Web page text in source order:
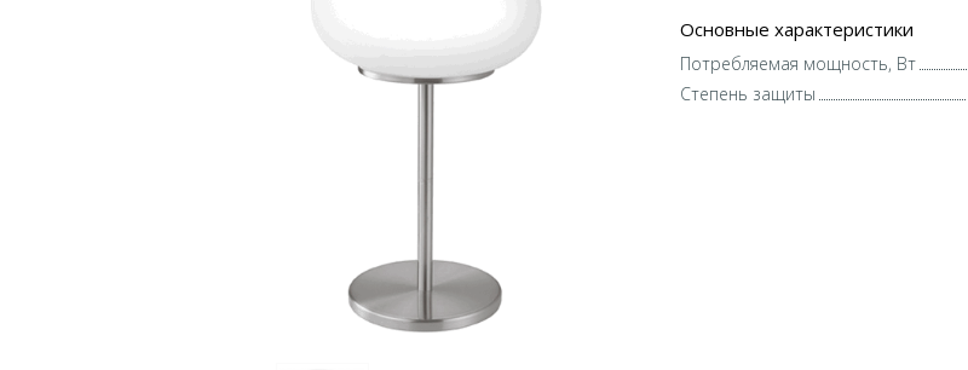
Основные характеристики
Потребляемая мощность, Вт
Степень защиты